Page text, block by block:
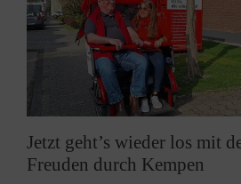
Jetzt geht’s wieder los mit
Freuden durch Kempen